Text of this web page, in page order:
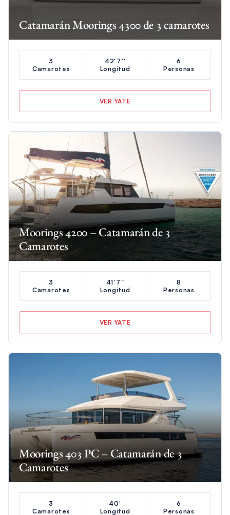
Catamarán Moorings 4300 de 3 camarotes
3
Camarotes
42'7''
Longitud
6
Personas
VER YATE
Moorings 4200 – Catamarán de 3
Camarotes
3
Camarotes
41'7"
Longitud
8
Personas
VER YATE
Moorings 403 PC – Catamarán de 3
Camarotes
3
Camarotes
40'
Longitud
6
Personas